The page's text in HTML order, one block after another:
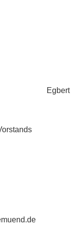
: Egbert
des Vorstands